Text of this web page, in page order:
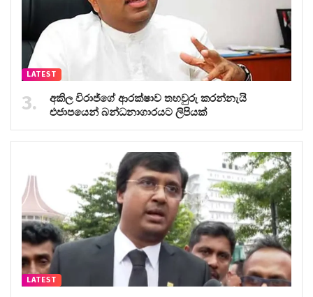
LATEST
අකිල විරාජ්ගේ ආරක්ෂාව තහවුරු කරන්නැයි
එජාපයෙන් බන්ධනාගාරයට ලිපියක්
LATEST